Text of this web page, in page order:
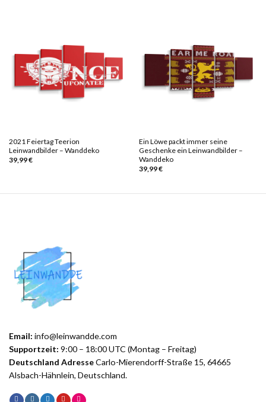
2021 Feiertag Teerion
Leinwandbilder – Wanddeko
39,99€
Ein Löwe packt immer seine
Geschenke ein Leinwandbilder –
Wanddeko
39,99€
Email: info@leinwandde.com
Supportzeit: 9:00 – 18:00 UTC (Montag – Freitag)
Deutschland AdresseCarlo-Mierendorff-Straße 15, 64665
Alsbach-Hähnlein, Deutschland.